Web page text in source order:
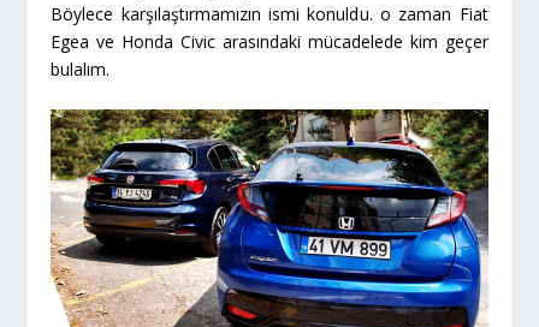
Böylece karşılaştırmamızın ismi konuldu. o zaman Fiat
Egea ve Honda Civic arasındaki mücadelede kim geçer
bulalım.